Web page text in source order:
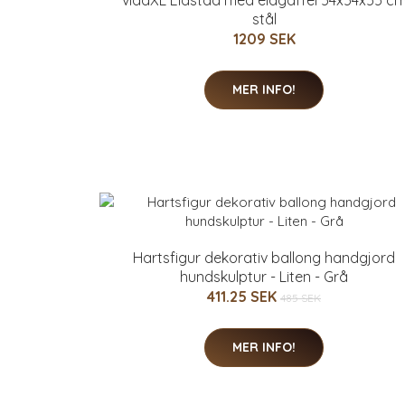
stål
1209 SEK
MER INFO!
Hartsfigur dekorativ ballong handgjord
hundskulptur - Liten - Grå
411.25 SEK 485 SEK
MER INFO!